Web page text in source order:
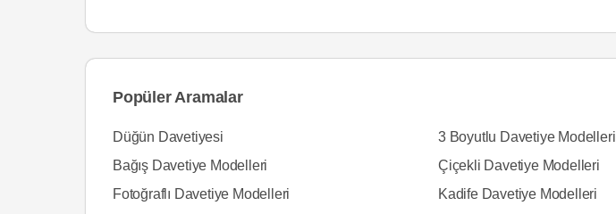
Popüler Aramalar
Düğün Davetiyesi 3 Boyutlu Davetiye Modelleri
Bağış Davetiye Modelleri
Çiçekli Davetiye Modelleri
Fotoğraflı Davetiye Modelleri
Kadife Davetiye Modelleri